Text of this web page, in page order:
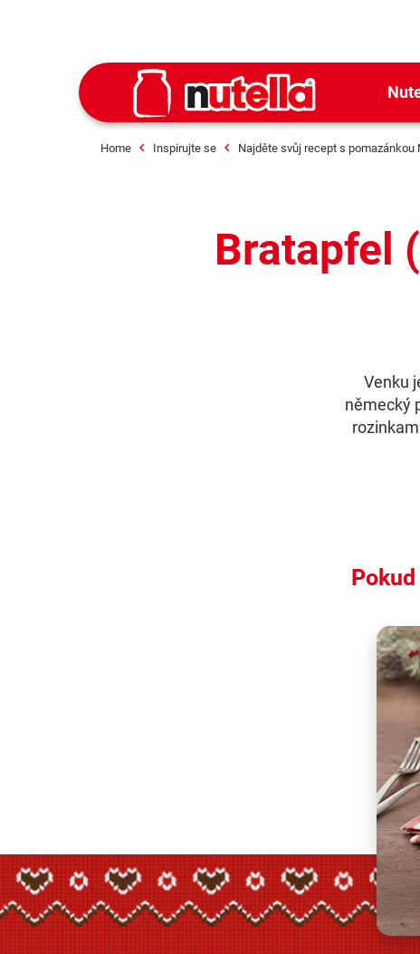
Home Inspirujte se Najděte svůj recept s pomazánkou
Bratapfel
Venku
německý